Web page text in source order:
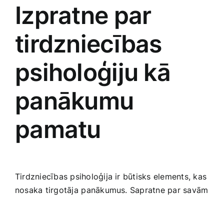
Izpratne par
tirdzniecības
psiholoģiju kā
panākumu
pamatu
Tirdzniecības psiholoģija ir būtisks elements, kas
nosaka tirgotāja⁣ panākumus. Sapratne par savām‌